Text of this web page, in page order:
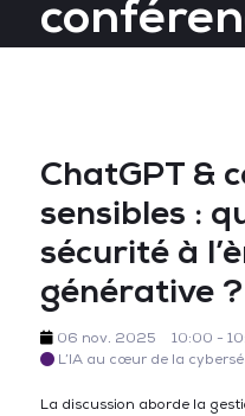
ChatGPT &
sensibles :
sécurité à
générative ?
06 nov. 2025 10:00 -
L’IA au cœur de la
La discussion aborde la